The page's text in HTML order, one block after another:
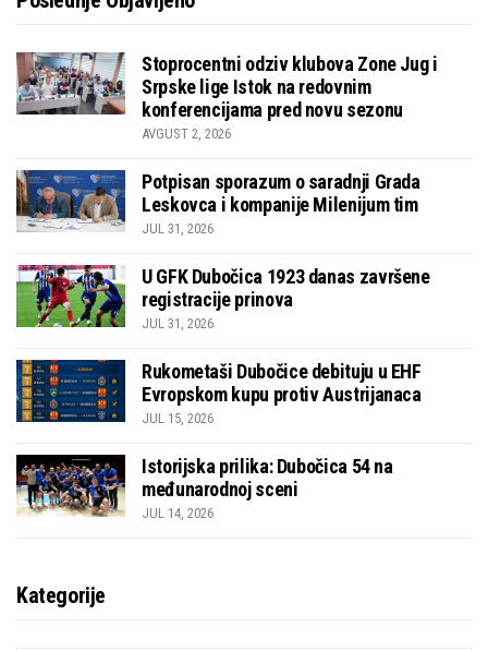
Stoprocentni odziv klubova Zone Jug i
Srpske lige Istok na redovnim
konferencijama pred novu sezonu
AVGUST 2, 2026
Potpisan sporazum o saradnji Grada
Leskovca i kompanije Milenijum tim
JUL 31, 2026
U GFK Dubočica 1923 danas završene
registracije prinova
JUL 31, 2026
Rukometaši Dubočice debituju u EHF
Evropskom kupu protiv Austrijanaca
JUL 15, 2026
Istorijska prilika: Dubočica 54 na
međunarodnoj sceni
JUL 14, 2026
Kategorije